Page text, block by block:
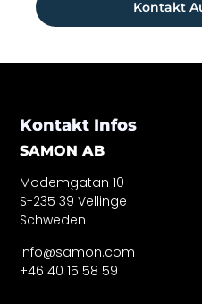
Kontakt
Kontakt Infos
SAMON AB
Modemgatan 10
S-235 39 Vellinge
Schweden
info@samon.com
+46 40 15 58 59